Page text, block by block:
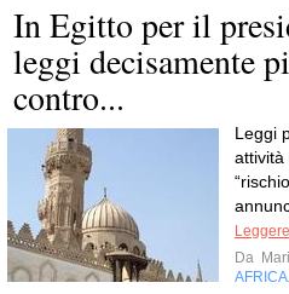
In Egitto per il
leggi decisamente
contro...
Leggi
attività
Da
AFRICA